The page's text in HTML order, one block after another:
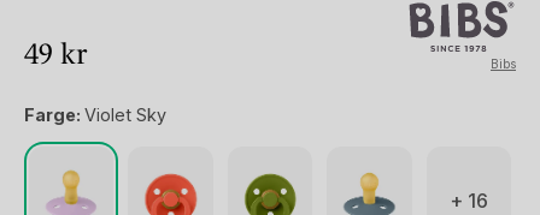
49 kr Bibs
Farge: Violet Sky
+ 16